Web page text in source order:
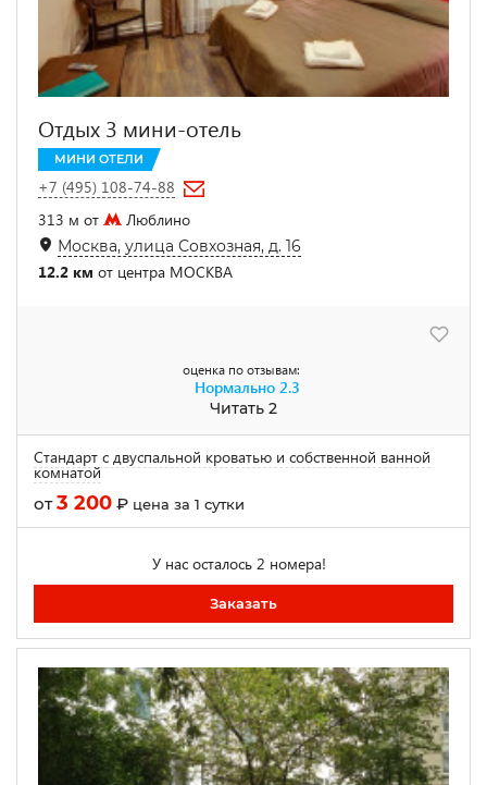
Отдых 3 мини-отель
МИНИ ОТЕЛИ
+7 (495) 108-74-88
313 м от
Люблино
Москва, улица Совхозная, д. 16
12.2 км от центра МОСКВА
оценка по отзывам:
Нормально 2.3
Читать 2
Стандарт с двуспальной кроватью и собственной ванной
комнатой
от3 200 ₽ цена за 1 сутки
У нас осталось 2 номера!
Заказать